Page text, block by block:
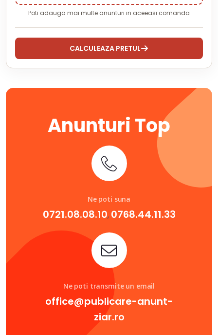
Anunturi Top
Ne poti suna
0721.08.08.10, 0768.44.11.33
Ne poti transmite un email
office@publicare-anunt-
ziar.ro
Poti adauga mai multe anunturi in aceeasi comanda
CALCULEAZA PRETUL